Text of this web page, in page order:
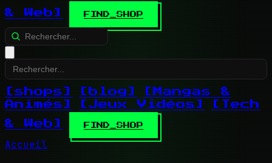
& Web]
FIND_SHOP
[shops] [blog]
[Mangas &
Animés]
[Jeux Vidéos]
[Tech
& Web]
FIND_SHOP
Accueil